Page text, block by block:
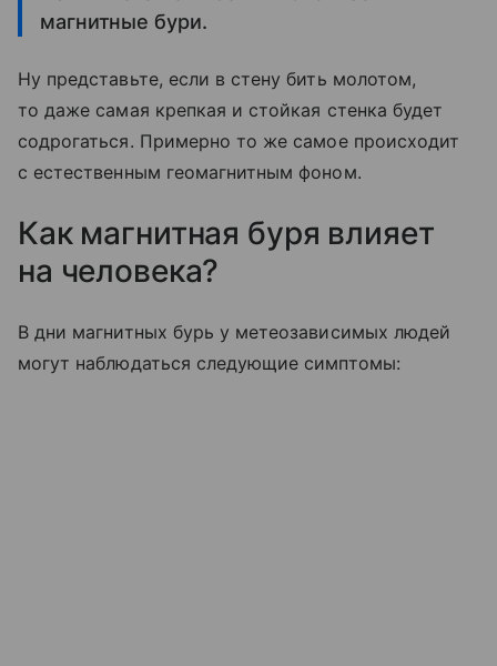
магнитные бури.
Ну представьте, если в стену бить молотом,
то даже самая крепкая и стойкая стенка будет
содрогаться. Примерно то же самое происходит
с естественным геомагнитным фоном.
​Как магнитная буря влияет
на человека?
В дни магнитных бурь у метеозависимых людей
могут наблюдаться следующие симптомы: